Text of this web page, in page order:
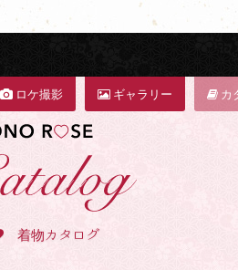
ロケ撮影 ギャラリー カ
着物カタログ